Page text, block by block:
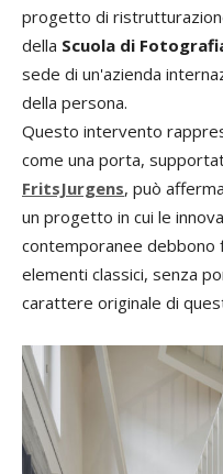
progetto di
della Scuola di
sede di un'azienda
della persona.
Questo intervento
come una porta,
FritsJurgens, può
un progetto in cui le
contemporanee debbono
elementi classici, senza
carattere originale di